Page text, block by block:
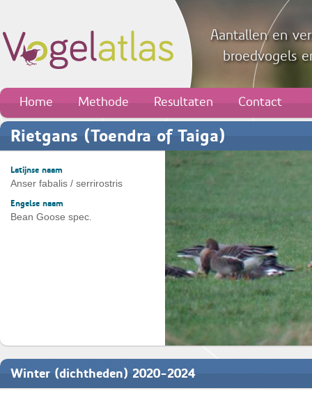
Aantallen en
broedvogels
Home Methode Resultaten Contact
Rietgans (Toendra of Taiga)
Latijnse naam
Anser fabalis / serrirostris
Engelse naam
Bean Goose spec.
Winter (dichtheden) 2020-2024